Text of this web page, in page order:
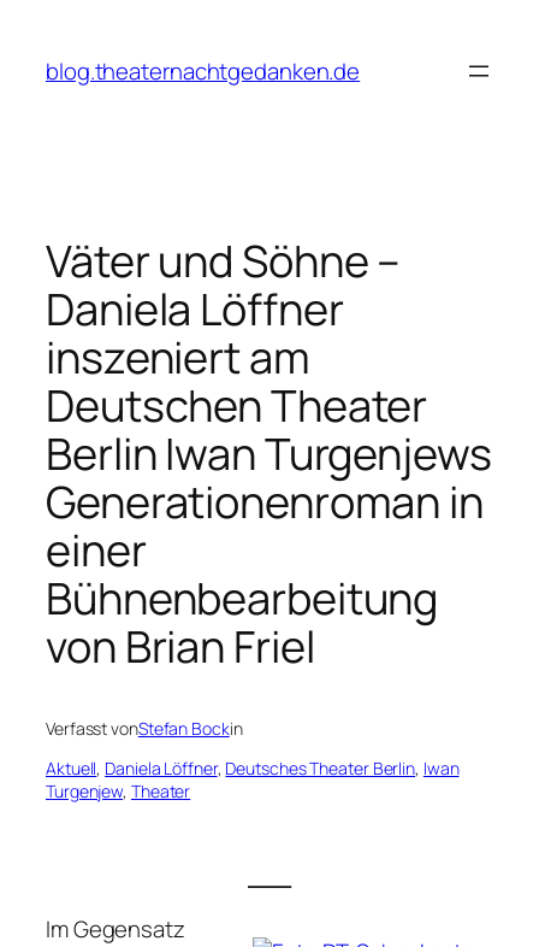
springen
blog.theaternachtgedanken.de
Väter und Söhne –
Daniela Löffner
inszeniert am
Deutschen Theater
Berlin Iwan Turgenjews
Generationenroman in
einer
Bühnenbearbeitung
von Brian Friel
Verfasst vonStefan Bockin
Aktuell, Daniela Löffner, Deutsches Theater Berlin, Iwan
Turgenjew, Theater
Im Gegensatz